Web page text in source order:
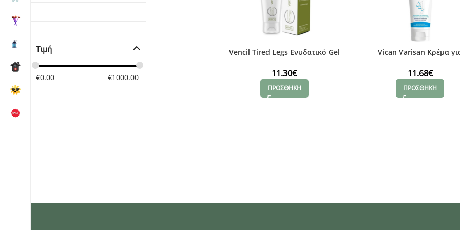
Τιμή
€0.00 €1000.00
Vencil Tired Legs Ενυδατικό Gel
11.30€
ΠΡΟΣΘΗΚΗ
Vican Varisan Κρέμα
11.68€
ΠΡΟΣΘΗΚΗ